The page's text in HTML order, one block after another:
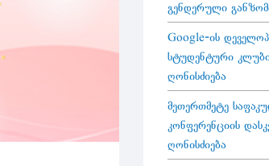
გენდერული
Google-ის
სტუდენტური
ღონისძიება
მეთერთმეტე
კონფერენციის
ღონისძიება